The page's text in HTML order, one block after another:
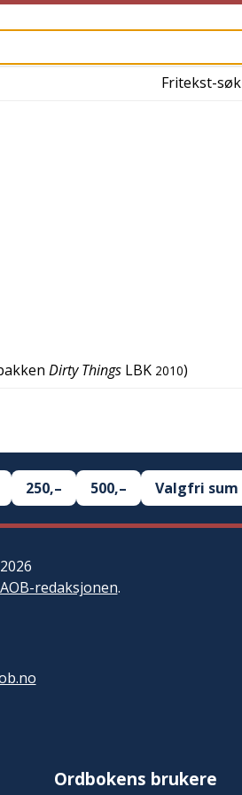
Fritekst-søk
Dirty Things LBK 2010)
250,– 500,– Valgfri sum
redaksjonen.
Ordbokens brukere